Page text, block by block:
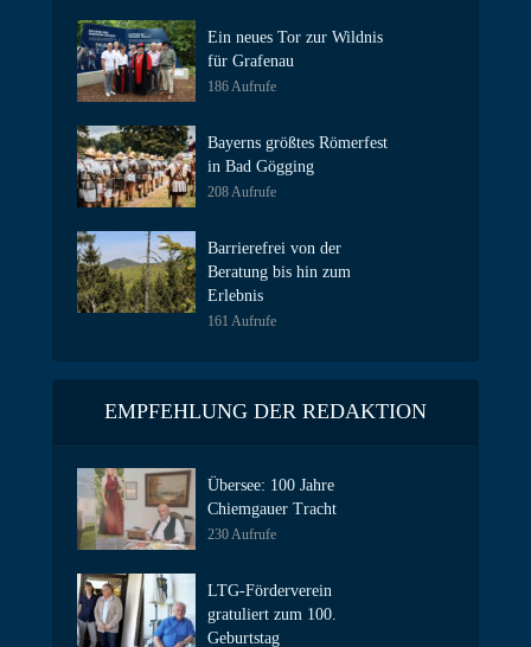
Ein neues Tor zur Wildnis
für Grafenau
186 Aufrufe
Bayerns größtes Römerfest
in Bad Gögging
208 Aufrufe
Barrierefrei von der
Beratung bis hin zum
Erlebnis
161 Aufrufe
EMPFEHLUNG DER REDAKTION
Übersee: 100 Jahre
Chiemgauer Tracht
230 Aufrufe
LTG-Förderverein
gratuliert zum 100.
Geburtstag